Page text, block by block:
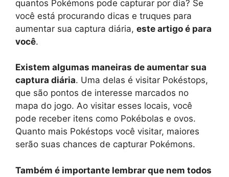
quantos Pokémons pode capturar por dia? Se
você está procurando dicas e truques para
aumentar sua captura diária, este artigo é para
você.
Existem algumas maneiras de aumentar sua
captura diária. Uma delas é visitar Pokéstops,
que são pontos de interesse marcados no
mapa do jogo. Ao visitar esses locais, você
pode receber itens como Pokébolas e ovos.
Quanto mais Pokéstops você visitar, maiores
serão suas chances de capturar Pokémons.
Também é importante lembrar que nem todos